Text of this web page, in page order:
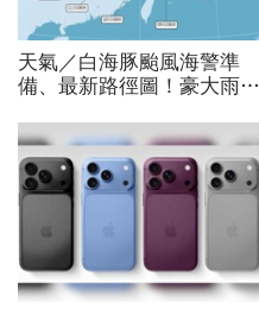
天氣／白海豚颱風海警準
備、最新路徑圖！豪大雨紫
颱風假機率多大，10日報
先看